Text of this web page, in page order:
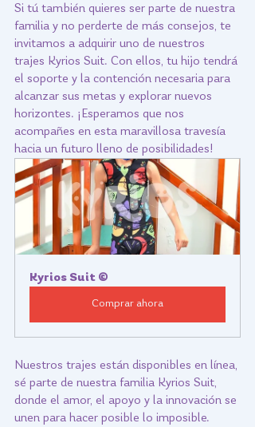
Si tú también quieres ser parte de nuestra
familia y no perderte de más consejos, te
invitamos a adquirir uno de nuestros
trajes Kyrios Suit. Con ellos, tu hijo tendrá
el soporte y la contención necesaria para
alcanzar sus metas y explorar nuevos
horizontes. ¡Esperamos que nos
acompañes en esta maravillosa travesía
hacia un futuro lleno de posibilidades!
Kyrios Suit ©
Comprar ahora
Nuestros trajes están disponibles en línea,
sé parte de nuestra familia Kyrios Suit,
donde el amor, el apoyo y la innovación se
unen para hacer posible lo imposible.